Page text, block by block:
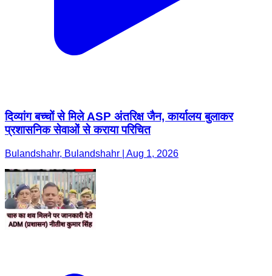
दिव्यांग बच्चों से मिले ASP अंतरिक्ष जैन, कार्यालय बुलाकर
प्रशासनिक सेवाओं से कराया परिचित
Bulandshahr, Bulandshahr | Aug 1, 2026